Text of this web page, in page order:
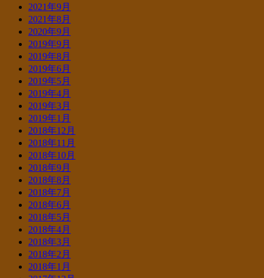
2021年9月
2021年8月
2020年9月
2019年9月
2019年8月
2019年6月
2019年5月
2019年4月
2019年3月
2019年1月
2018年12月
2018年11月
2018年10月
2018年9月
2018年8月
2018年7月
2018年6月
2018年5月
2018年4月
2018年3月
2018年2月
2018年1月